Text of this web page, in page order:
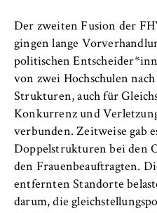
Der zweiten Fusion der
gingen lange
politischen
von zwei Hochschulen
Strukturen, auch für
Konkurrenz und
verbunden. Zeitweise gab
Doppelstrukturen bei den
den Frauenbeauftragten.
entfernten Standorte
darum, die